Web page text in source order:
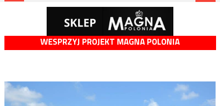
WESPRZYJ PROJEKT MAGNA POLONIA